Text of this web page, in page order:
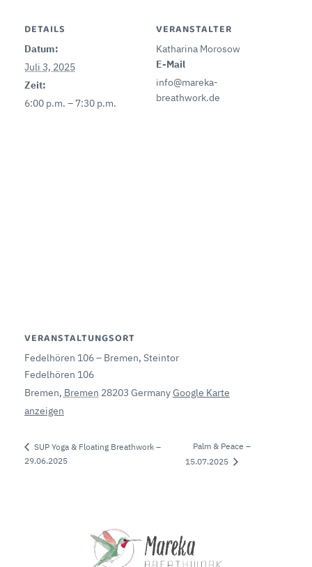
DETAILS
Datum:
Juli 3, 2025
Zeit:
6:00 p.m. – 7:30 p.m.
VERANSTALTER
Katharina Morosow
E-Mail
info@mareka-
breathwork.de
VERANSTALTUNGSORT
Fedelhören 106 – Bremen, Steintor
Fedelhören 106
Bremen, Bremen 28203 GermanyGoogle Karte
anzeigen
SUP Yoga & Floating Breathwork –
29.06.2025
Palm & Peace –
15.07.2025